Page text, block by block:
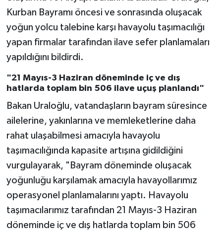
Kurban Bayramı öncesi ve sonrasında oluşacak
yoğun yolcu talebine karşı havayolu taşımacılığı
yapan firmalar tarafından ilave sefer planlamaları
yapıldığını bildirdi.
"21 Mayıs-3 Haziran döneminde iç ve dış
hatlarda toplam bin 506 ilave uçuş planlandı"
Bakan Uraloğlu, vatandaşların bayram süresince
ailelerine, yakınlarına ve memleketlerine daha
rahat ulaşabilmesi amacıyla havayolu
taşımacılığında kapasite artışına gidildiğini
vurgulayarak, "Bayram döneminde oluşacak
yoğunluğu karşılamak amacıyla havayollarımız
operasyonel planlamalarını yaptı. Havayolu
taşımacılarımız tarafından 21 Mayıs-3 Haziran
döneminde iç ve dış hatlarda toplam bin 506